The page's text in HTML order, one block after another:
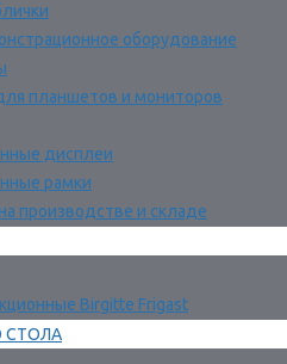
оборудование
планшетов и мониторов
дисплеи
рамки
производстве и складе
Birgitte Frigast
СТОЛА